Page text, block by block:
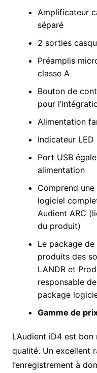
Amplificateur
séparé
2 sorties
Préamplis
classe A
Bouton de
pour
Alimentation
Indicateur LED
Port USB
alimentation
Comprend
logiciel
Audient ARC
du produit)
Le package
produits des
LANDR et
responsable
package
Gamme de
L’Audient iD4 est
qualité. Un excellent
l’enregistrement à